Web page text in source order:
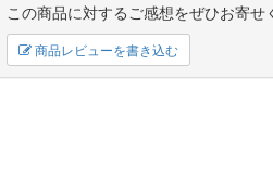
この商品に対するご感想をぜひお寄せ
商品レビューを書き込む